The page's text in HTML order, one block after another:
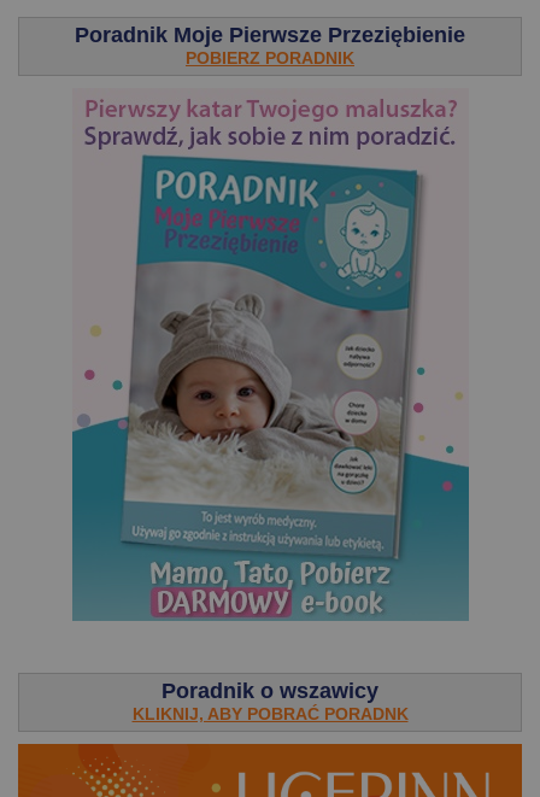
Poradnik Moje Pierwsze Przeziębienie
POBIERZ PORADNIK
Poradnik o wszawicy
KLIKNIJ, ABY POBRAĆ PORADNK